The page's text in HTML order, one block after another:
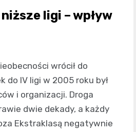
ligi – wpływ
wrócił do
do IV ligi w 2005 roku był
i organizacji. Droga
dwie dekady, a każdy
Ekstraklasą negatywnie